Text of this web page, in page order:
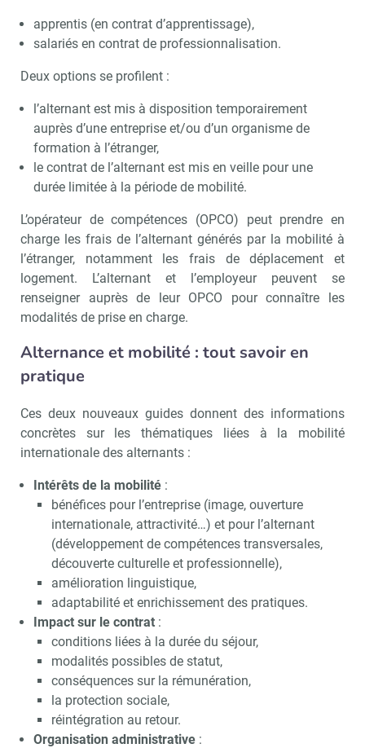
apprentis (en contrat d’apprentissage),
salariés en contrat de professionnalisation.
Deux options se profilent :
l’alternant est mis à disposition temporairement
auprès d’une entreprise et/ou d’un organisme de
formation à l’étranger,
le contrat de l’alternant est mis en veille pour une
durée limitée à la période de mobilité.
L’opérateur de compétences (OPCO) peut prendre en
charge les frais de l’alternant générés par la mobilité à
l’étranger, notamment les frais de déplacement et
logement. L’alternant et l’employeur peuvent se
renseigner auprès de leur OPCO pour connaître les
modalités de prise en charge.
Alternance et mobilité : tout savoir en
pratique
Ces deux nouveaux guides donnent des informations
concrètes sur les thématiques liées à la mobilité
internationale des alternants :
Intérêts de la mobilité:
bénéfices pour l’entreprise (image, ouverture
internationale, attractivité…) et pour l’alternant
(développement de compétences transversales,
découverte culturelle et professionnelle),
amélioration linguistique,
adaptabilité et enrichissement des pratiques.
Impact sur le contrat:
conditions liées à la durée du séjour,
modalités possibles de statut,
conséquences sur la rémunération,
la protection sociale,
réintégration au retour.
Organisation administrative: